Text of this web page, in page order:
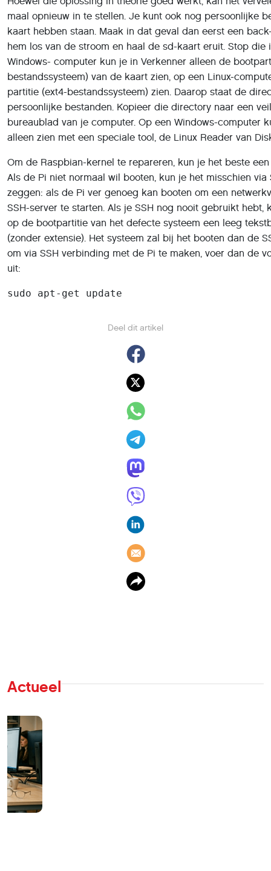
Deel dit artikel
maal opnieuw in te stellen. Je kunt ook nog persoonlijke
kaart hebben staan. Maak in dat geval dan eerst een
hem los van de stroom en haal de sd-kaart eruit. Stop die
Windows- computer kun je in Verkenner alleen de
bestandssysteem) van de kaart zien, op een Linux-
partitie (ext4-bestandssysteem) zien. Daarop staat de
persoonlijke bestanden. Kopieer die directory naar een
bureaublad van je computer. Op een Windows-computer
alleen zien met een speciale tool, de Linux Reader van
Om de Raspbian-kernel te repareren, kun je het beste
Als de Pi niet normaal wil booten, kun je het misschien via
zeggen: als de Pi ver genoeg kan booten om een
SSH-server te starten. Als je SSH nog nooit gebruikt hebt,
op de bootpartitie van het defecte systeem een leeg
(zonder extensie). Het systeem zal bij het booten dan de
om via SSH verbinding met de Pi te maken, voer dan de
uit:
sudo apt-get update
Actueel